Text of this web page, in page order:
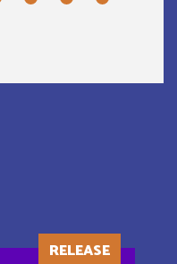
RELEASE